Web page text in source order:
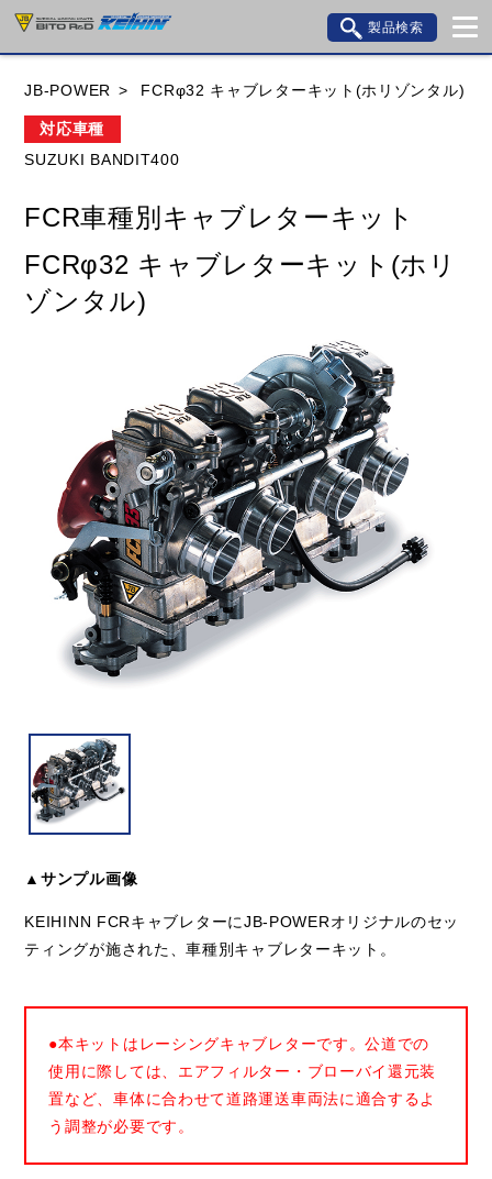
製品検索
HUSQVANA
閉じる
JB-POWER FCRφ32 キャブレターキット(ホリゾンタル)
対応車種
SUZUKI BANDIT400
FCR車種別キャブレターキット
FCRφ32 キャブレターキット(ホリ
ゾンタル)
▲サンプル画像
KEIHINN FCRキャブレターにJB-POWERオリジナルのセッ
ティングが施された、車種別キャブレターキット。
●本キットはレーシングキャブレターです。公道での
使用に際しては、エアフィルター・ブローバイ還元装
置など、車体に合わせて道路運送車両法に適合するよ
う調整が必要です。